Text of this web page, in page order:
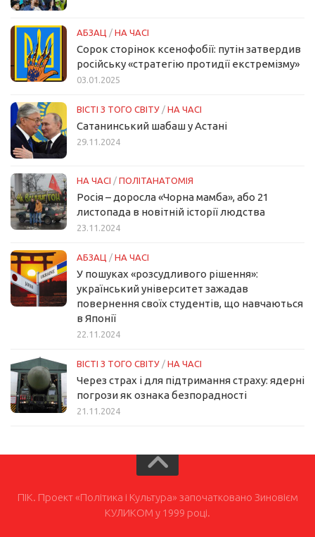
АБЗАЦ / НА ЧАСІ
Сорок сторінок ксенофобії: путін затвердив
російську «стратегію протидії екстремізму»
03.01.2025
ВІСТІ З ТОГО СВІТУ / НА ЧАСІ
Сатанинський шабаш у Астані
29.11.2024
НА ЧАСІ / ПОЛІТАНАТОМІЯ
Росія – доросла «Чорна мамба», або 21
листопада в новітній історії людства
23.11.2024
АБЗАЦ / НА ЧАСІ
У пошуках «розсудливого рішення»:
український університет зажадав
повернення своїх студентів, що навчаються
в Японії
22.11.2024
ВІСТІ З ТОГО СВІТУ / НА ЧАСІ
Через страх і для підтримання страху: ядерні
погрози як ознака безпорадності
21.11.2024
ПІК. Проект «Політика і Культура» започатковано Зиновієм
КУЛИКОМ у 1999 році.